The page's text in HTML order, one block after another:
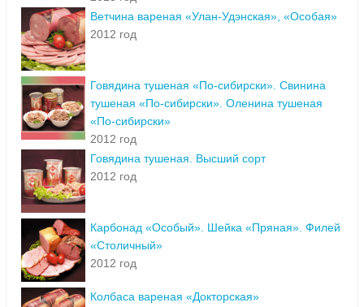
Ветчина вареная «Улан-Удэнская», «Особая»
2012 год
Говядина тушеная «По-сибирски». Свинина
тушеная «По-сибирски». Оленина тушеная
«По-сибирски»
2012 год
Говядина тушеная. Высший сорт
2012 год
Карбонад «Особый». Шейка «Пряная». Филей
«Столичный»
2012 год
Колбаса вареная «Докторская»